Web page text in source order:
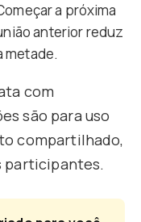
a próxima
anterior reduz
metade.
com
são para uso
compartilhado,
participantes.